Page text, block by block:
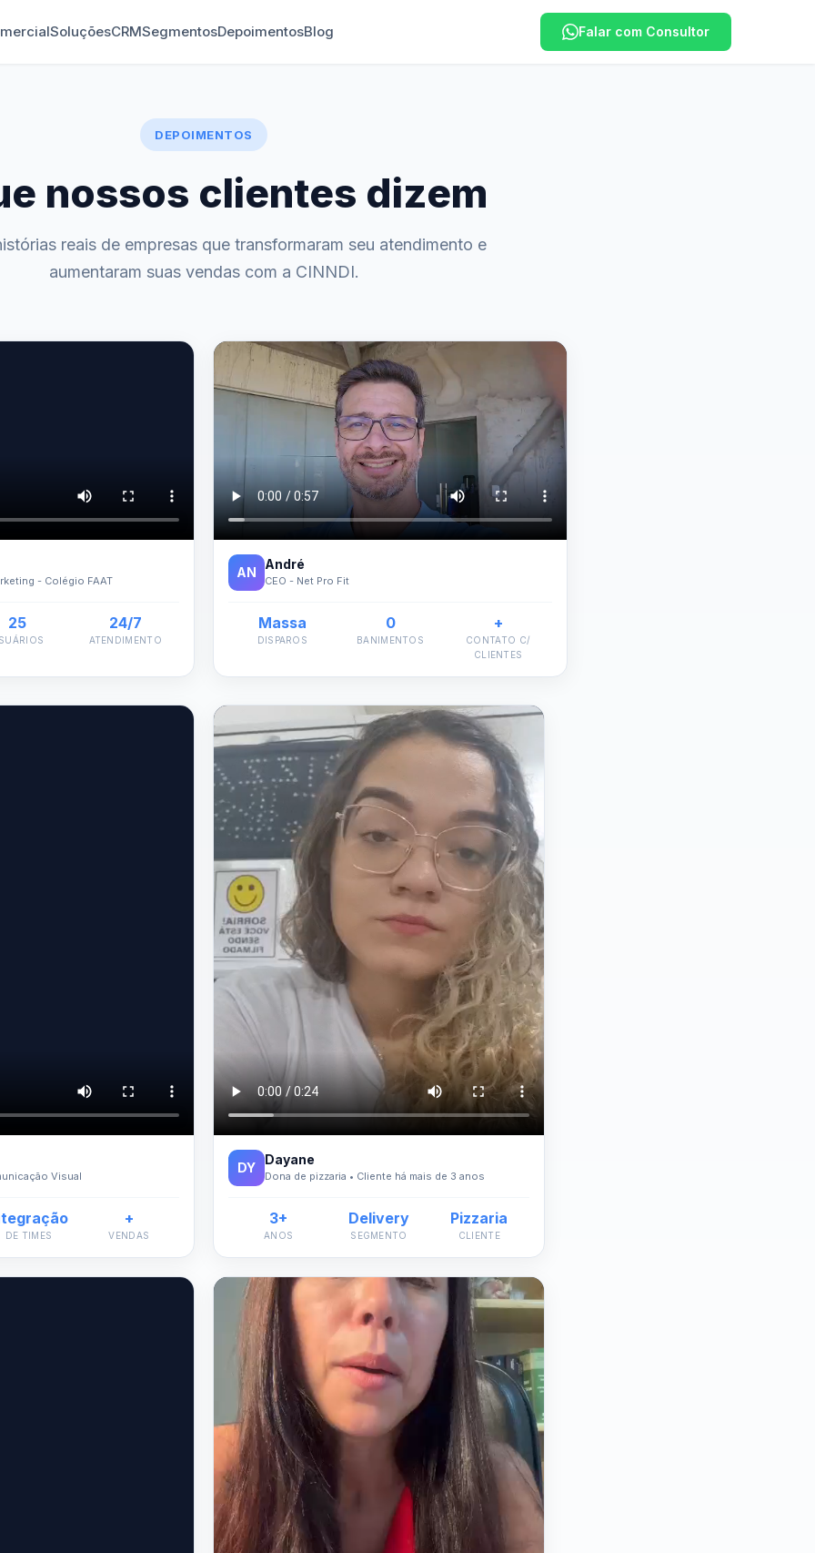
SoluçõesCRMSegmentosDepoimentosBlog Falar com Consultor
DEPOIMENTOS
nossos clientes dizem
reais de empresas que transformaram seu atendimento e
aumentaram suas vendas com a CINNDI.
- Colégio FAAT
25 24/7
ATENDIMENTO
AN
André
CEO - Net Pro Fit
Massa
DISPAROS
0
BANIMENTOS
+
CONTATO C/
CLIENTES
Visual
DE TIMES
+
VENDAS
DY
Dayane
Dona de pizzaria • Cliente há mais de 3 anos
3+
ANOS
Delivery
SEGMENTO
Pizzaria
CLIENTE